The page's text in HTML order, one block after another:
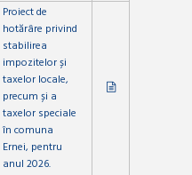
Proiect de
hotărâre privind
stabilirea
impozitelor și
taxelor locale,
precum și a
taxelor speciale
în comuna
Ernei, pentru
anul 2026.